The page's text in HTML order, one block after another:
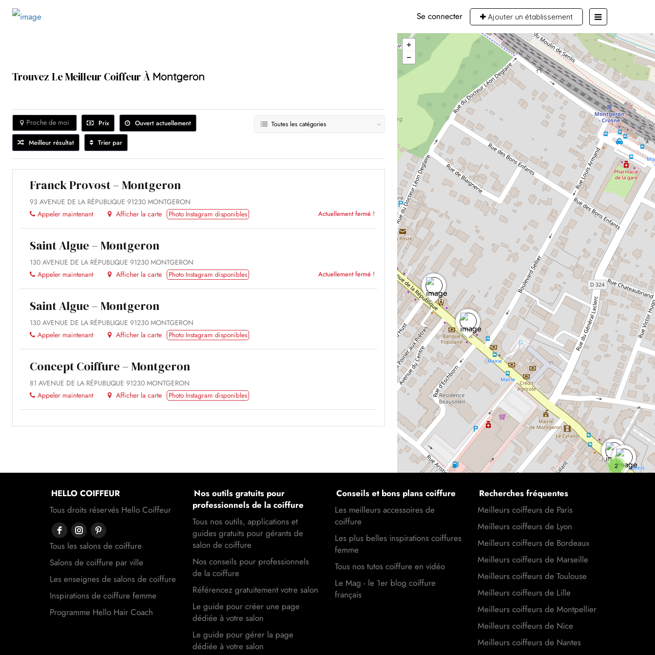
Se connecter Ajouter un établissement
2
Trouvez Le Meilleur Coiffeur À Montgeron
Prix Ouvert actuellement
Proche de moi
Meilleur résultat Trier par
Toutes les catégories
Franck Provost – Montgeron
93 AVENUE DE LA RÉPUBLIQUE 91230 MONTGERON
Appeler maintenant
Afficher la carte Actuellement fermé !
Photo Instagram disponibles
Saint Algue – Montgeron
130 AVENUE DE LA RÉPUBLIQUE 91230 MONTGERON
Appeler maintenant
Afficher la carte Actuellement fermé !
Photo Instagram disponibles
Saint Algue – Montgeron
130 AVENUE DE LA RÉPUBLIQUE 91230 MONTGERON
Appeler maintenant
Afficher la carte Photo Instagram disponibles
Concept Coiffure – Montgeron
81 AVENUE DE LA RÉPUBLIQUE 91230 MONTGERON
Appeler maintenant
Afficher la carte Photo Instagram disponibles
HELLO COIFFEUR
Tous droits réservés Hello Coiffeur
Tous les salons de coiffure
Salons de coiffure par ville
Les enseignes de salons de coiffure
Inspirations de coiffure femme
Programme Hello Hair Coach
Nos outils gratuits pour
professionnels de la coiffure
Tous nos outils, applications et
guides gratuits pour gérants de
salon de coiffure
Nos conseils pour professionnels
de la coiffure
Référencez gratuitement votre salon
Le guide pour créer une page
dédiée à votre salon
Le guide pour gérer la page
dédiée à votre salon
Conseils et bons plans coiffure
Les meilleurs accessoires de
coiffure
Les plus belles inspirations coiffures
femme
Tous nos tutos coiffure en vidéo
Le Mag - le 1er blog coiffure
français
Recherches fréquentes
Meilleurs coiffeurs de Paris
Meilleurs coiffeurs de Lyon
Meilleurs coiffeurs de Bordeaux
Meilleurs coiffeurs de Marseille
Meilleurs coiffeurs de Toulouse
Meilleurs coiffeurs de Lille
Meilleurs coiffeurs de Montpellier
Meilleurs coiffeurs de Nice
Meilleurs coiffeurs de Nantes